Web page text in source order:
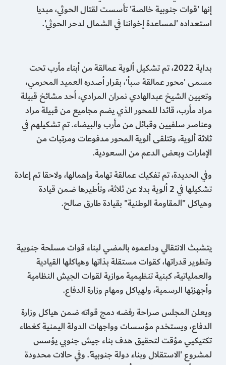
إنها 'قوات جنوبية خالصة' تأسست لقتال الحوثي، مبديا
استعداده 'لمساعدة إخواننا في الشمال لدحر الحوثي'.
بداية 2022، تم تشكيل ألوية عمالقة من أبناء مأرب تحت
مسمى 'محور عمالقة سبأ'، بقرار أصدره العميد المحرمي،
وتعيين الشيخ عبدالهادي نمران المرادي، أحد مشائخ قبيلة
مراد مأرب، قائدا للمحور الذي يضم مجاميع من قبيلة مراد
وعناصر سلفيين وقبائل من مأرب والبيضاء. تم تشكيلهم في
ثلاثة ألوية، وتتلقى ألوية المحور مدفوعات ومرتبات من
الإمارات وبعض الدعم من السعودية.
وفي الحديدة، تم تفكيك عمالقة تهامة وإهمالها، ولاحقا تم إعادة
تشكيلها في 2 ألوية بدلا عن ثلاثة، وتأطيرها ضمن قيادة
وهياكل "المقاومة الوطنية" بقيادة طارق صالح.
يتشبث الانتقالي وداعموه بالمضي لبناء قوات مسلحة جنوبية
وتطوير قدراتها، كقوات مستقلة بذاتها وهياكلها القيادية
والعملياتية، كبنية تنظيمية موازية لقوات الجيش النظامية
وأجهزتها الرسمية، ولهياكل ومهام وزارة الدفاع.
ويعلن المجلس صراحة رفضه دمج قواته ضمن هياكل وزارة
الدفاع، ويستخدم مؤسسات وواجهات الدولة اليمنية كغطاء
تكتيكيي مؤقت لتحقيق هدف بناء جيش جنوبي يؤسس
لمشروع 'الاستقلال وبناء دولة جنوبية'. وفي حالات محدودة